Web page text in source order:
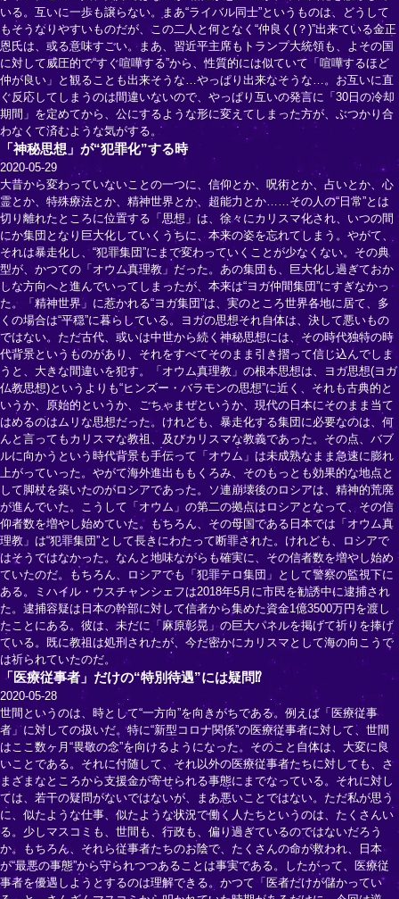
いる。互いに一歩も譲らない。まあ“ライバル同士”というものは、どうして
もそうなりやすいものだが、この二人と何となく“仲良く(？)”出来ている金正
恩氏は、或る意味すごい。まあ、習近平主席もトランプ大統領も、よその国
に対して威圧的で“すぐ喧嘩する”から、性質的には似ていて「喧嘩するほど
仲が良い」と観ることも出来そうな…やっぱり出来なそうな…。お互いに直
ぐ反応してしまうのは間違いないので、やっぱり互いの発言に「30日の冷却
期間」を定めてから、公にするような形に変えてしまった方が、ぶつかり合
わなくて済むような気がする。
「神秘思想」が“犯罪化”する時
2020-05-29
大昔から変わっていないことの一つに、信仰とか、呪術とか、占いとか、心
霊とか、特殊療法とか、精神世界とか、超能力とか……その人の“日常”とは
切り離れたところに位置する「思想」は、徐々にカリスマ化され、いつの間
にか集団となり巨大化していくうちに、本来の姿を忘れてしまう。やがて、
それは暴走化し、“犯罪集団”にまで変わっていくことが少なくない。その典
型が、かつての「オウム真理教」だった。あの集団も、巨大化し過ぎておか
しな方向へと進んでいってしまったが、本来は“ヨガ仲間集団”にすぎなかっ
た。「精神世界」に惹かれる“ヨガ集団”は、実のところ世界各地に居て、多
くの場合は“平穏”に暮らしている。ヨガの思想それ自体は、決して悪いもの
ではない。ただ古代、或いは中世から続く神秘思想には、その時代独特の時
代背景というものがあり、それをすべてそのまま引き摺って信じ込んでしま
うと、大きな間違いを犯す。「オウム真理教」の根本思想は、ヨガ思想(ヨガ
仏教思想)というよりも“ヒンズー・バラモンの思想”に近く、それも古典的と
いうか、原始的というか、ごちゃまぜというか、現代の日本にそのまま当て
はめるのはムリな思想だった。けれども、暴走化する集団に必要なのは、何
んと言ってもカリスマな教祖、及びカリスマな教義であった。その点、バブ
ルに向かうという時代背景も手伝って「オウム」は未成熟なまま急速に膨れ
上がっていった。やがて海外進出ももくろみ、そのもっとも効果的な地点と
して脚杖を築いたのがロシアであった。ソ連崩壊後のロシアは、精神的荒廃
が進んでいた。こうして「オウム」の第二の拠点はロシアとなって、その信
仰者数を増やし始めていた。もちろん、その母国である日本では「オウム真
理教」は“犯罪集団”として長きにわたって断罪された。けれども、ロシアで
はそうではなかった。なんと地味ながらも確実に、その信者数を増やし始め
ていたのだ。もちろん、ロシアでも「犯罪テロ集団」として警察の監視下に
ある。ミハイル・ウスチャンシェフは2018年5月に市民を勧誘中に逮捕され
た。逮捕容疑は日本の幹部に対して信者から集めた資金1億3500万円を渡し
たことにある。彼は、未だに「麻原彰晃」の巨大パネルを掲げて祈りを捧げ
ている。既に教祖は処刑されたが、今だ密かにカリスマとして海の向こうで
は祈られていたのだ。
「医療従事者」だけの“特別待遇”には疑問⁉
2020-05-28
世間というのは、時として“一方向”を向きがちである。例えば「医療従事
者」に対しての扱いだ。特に“新型コロナ関係”の医療従事者に対して、世間
はここ数ヶ月“畏敬の念”を向けるようになった。そのこと自体は、大変に良
いことである。それに付随して、それ以外の医療従事者たちに対しても、さ
まざまなところから支援金が寄せられる事態にまでなっている。それに対し
ては、若干の疑問がないではないが、まあ悪いことではない。ただ私が思う
に、似たような仕事、似たような状況で働く人たちというのは、たくさんい
る。少しマスコミも、世間も、行政も、偏り過ぎているのではないだろう
か。もちろん、それら従事者たちのお陰で、たくさんの命が救われ、日本
が“最悪の事態”から守られつつあることは事実である。したがって、医療従
事者を優遇しようとするのは理解できる。かつて「医者だけが儲かってい